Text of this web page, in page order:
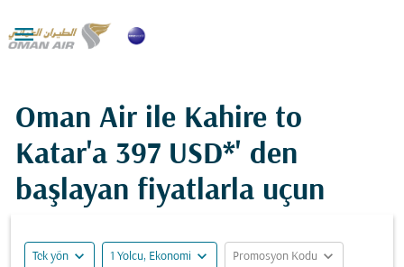

Oman Air ile Kahire to
Katar'a 397 USD*' den
başlayan fiyatlarla uçun
Tek yön expand_more 1 Yolcu, Ekonomi expand_more Promosyon Kodu expand_more